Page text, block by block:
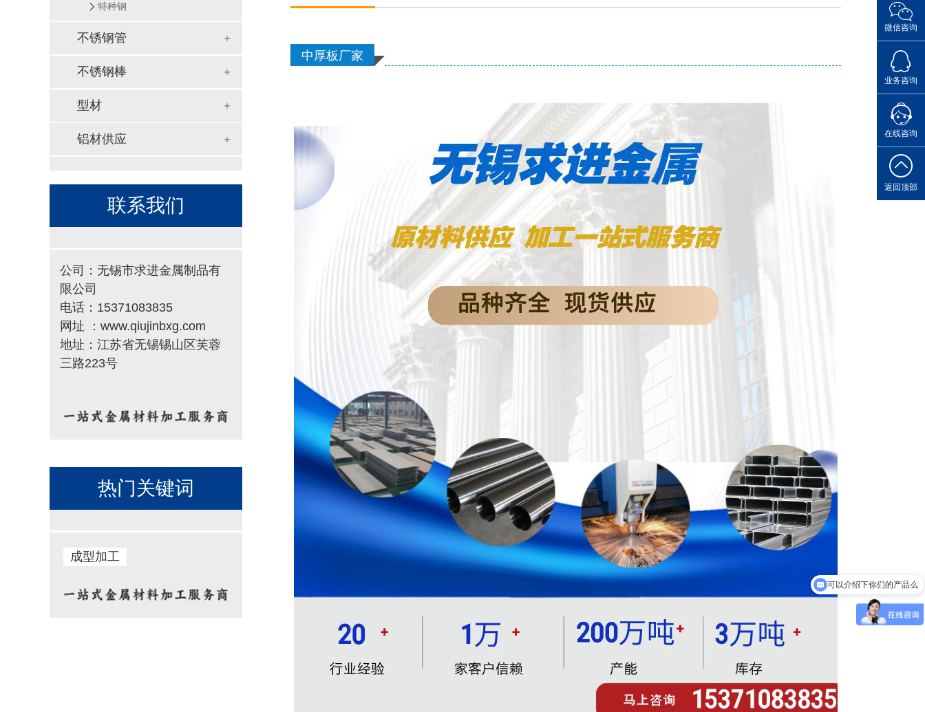
特种钢
不锈钢管
不锈钢棒
型材
铝材供应
联系我们
公司：无锡市求进金属制品有
限公司
电话：15371083835
网址 ：www.qiujinbxg.com
地址：江苏省无锡锡山区芙蓉
三路223号
热门关键词
成型加工
中厚板厂家
微信咨询
业务咨询
点击
在线咨询
您的专
返回顶部
可以介绍下你们的产品么